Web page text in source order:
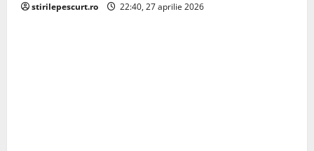
stirilepescurt.ro 22:40, 27 aprilie 2026